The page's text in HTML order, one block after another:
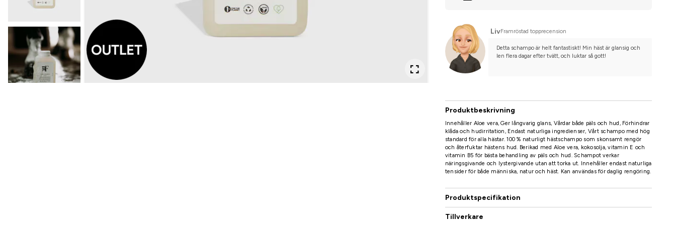
LivFramröstad topprecension
Detta schampo är helt fantastiskt! Min häst är glansig och
len flera dagar efter tvätt, och luktar så gott!
Produktbeskrivning
Innehåller Aloe vera, Ger långvarig glans, Vårdar både päls och hud, Förhindrar
klåda och hudirritation, Endast naturliga ingredienser, Vårt schampo med hög
standard för alla hästar. 100 % naturligt hästschampo som skonsamt rengör
och återfuktar hästens hud. Berikad med Aloe vera, kokosolja, vitamin E och
vitamin B5 för bästa behandling av päls och hud. Schampot verkar
näringsgivande och lystergivande utan att torka ut. Innehåller endast naturliga
tensider för både människa, natur och häst. Kan användas för daglig rengöring.
Produktspecifikation
Tillverkare